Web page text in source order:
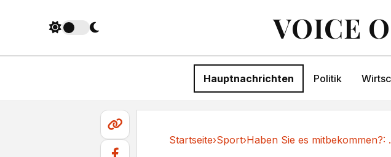
VOICE
Hauptnachrichten Politik
Startseite›Sport› Haben